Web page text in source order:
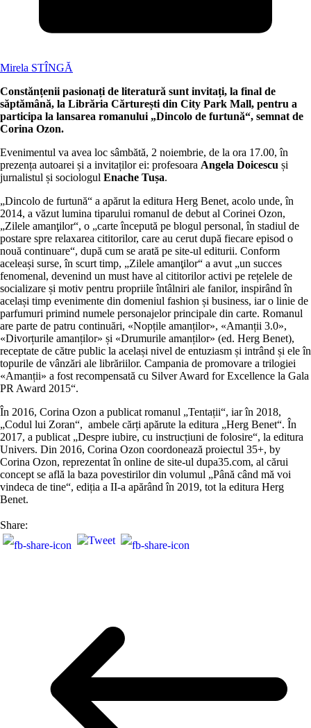
Mirela STÎNGĂ
Constănțenii pasionați de literatură sunt invitați, la final de
săptămână, la Librăria Cărturești din City Park Mall, pentru a
participa la lansarea romanului „Dincolo de furtună“, semnat de
Corina Ozon.
Evenimentul va avea loc sâmbătă, 2 noiembrie, de la ora 17.00, în
prezența autoarei și a invitaților ei: profesoara Angela Doicescu și
jurnalistul și sociologul Enache Tușa.
„Dincolo de furtună“ a apărut la editura Herg Benet, acolo unde, în
2014, a văzut lumina tiparului romanul de debut al Corinei Ozon,
„Zilele amanţilor“, o „carte începută pe blogul personal, în stadiul de
postare spre relaxarea cititorilor, care au cerut după fiecare episod o
nouă continuare“, după cum se arată pe site-ul editurii. Conform
aceleași surse, în scurt timp, „Zilele amanţilor“ a avut „un succes
fenomenal, devenind un must have al cititorilor activi pe rețelele de
socializare și motiv pentru propriile întâlniri ale fanilor, inspirând în
același timp evenimente din domeniul fashion și business, iar o linie de
parfumuri primind numele personajelor principale din carte. Romanul
are parte de patru continuări, «Nopțile amanților», «Amanții 3.0»,
«Divorțurile amanților» și «Drumurile amanților» (ed. Herg Benet),
receptate de către public la același nivel de entuziasm și intrând și ele în
topurile de vânzări ale librăriilor. Campania de promovare a trilogiei
«Amanții» a fost recompensată cu Silver Award for Excellence la Gala
PR Award 2015“.
În 2016, Corina Ozon a publicat romanul „Tentații“, iar în 2018,
„Codul lui Zoran“, ambele cărți apărute la editura „Herg Benet“. În
2017, a publicat „Despre iubire, cu instrucțiuni de folosire“, la editura
Univers. Din 2016, Corina Ozon coordonează proiectul 35+, by
Corina Ozon, reprezentat în online de site-ul dupa35.com, al cărui
concept se află la baza povestirilor din volumul „Până când mă voi
vindeca de tine“, ediția a II-a apărând în 2019, tot la editura Herg
Benet.
Share: